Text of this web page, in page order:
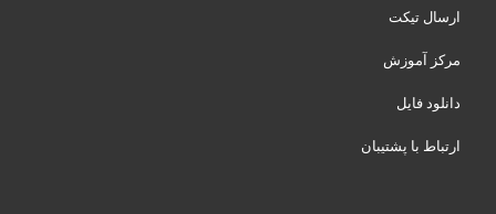
ارسال تیکت
مرکز آموزش
دانلود فایل
ارتباط با پشتیبان